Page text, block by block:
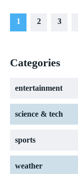
1 2 3
Categories
entertainment
science & tech
sports
weather